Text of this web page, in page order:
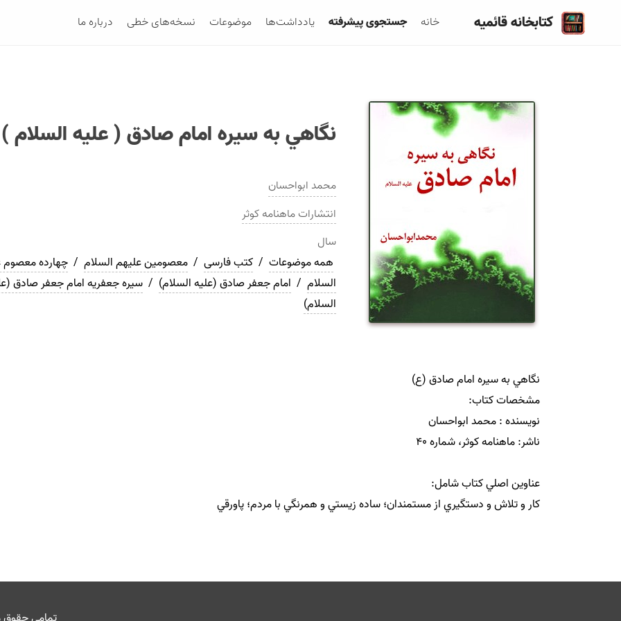
کتابخانه قائمیه خانه جستجوی پیشرفته یادداشت‌ها موضوعات نسخه‌های خطی درباره ما
نگاهي به سيره امام صادق ( عليه السلام )
محمد ابواحسان
انتشاراتماهنامه كوثر
سال
همه موضوعات / کتب فارسی / معصومین علیهم السلام / چهارده معصوم
السلام / امام جعفر صادق (علیه السلام) / سیره جعفریه امام جعفر صادق
السلام)
كار و تلاش و دستگيري از مستمندان؛ ساده زيستي و همرنگي با مردم؛ پاورقي